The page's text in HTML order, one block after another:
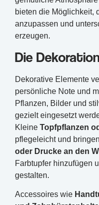
bieten die Möglichkeit,
anzupassen und
erzeugen.
Die
Dekorative Elemente
persönliche Note und
Pflanzen, Bilder und
gezielt eingesetzt
Kleine Topfpflanzen
pflegeleicht und
oder Drucke an den
Farbtupfer hinzufügen
gestalten.
Accessoires wie